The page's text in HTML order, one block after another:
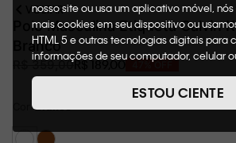
nosso site ou usa um aplicativo móvel,
mais cookies em seu dispositivo ou
HTML 5 e outras tecnologias digitais para
informações de seu computador, celular
de cookies, informaremos quais cookies
suas funções. A forma como processamos
nosso Aviso de Privacidade. Quando você
ESTOU CIENTE
VOLTAR
Polo Masculina Etiqueta Calvin
Branco
359,00R$ 189 00 OFF
CorBranco